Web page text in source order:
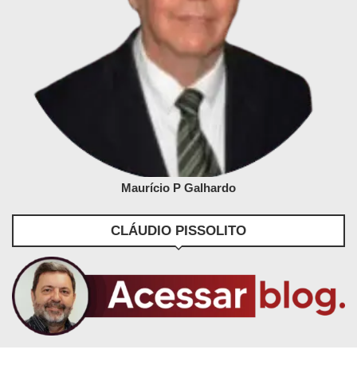
Maurício P Galhardo
CLÁUDIO PISSOLITO